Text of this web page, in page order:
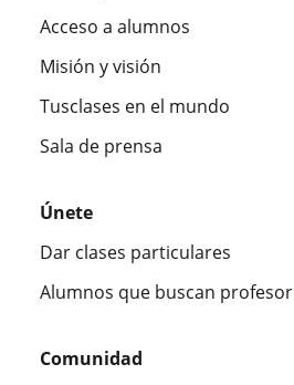
Acceso a alumnos
Misión y visión
Tusclases en el mundo
Sala de prensa
Únete
Dar clases particulares
Alumnos que buscan profesor
Comunidad